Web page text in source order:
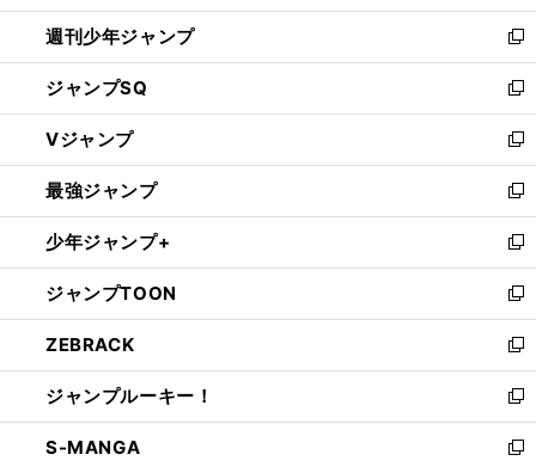
開
く
週刊少年ジャンプ
新
し
い
ウ
ィ
ン
ド
ウ
で
開
く
ジャンプSQ
新
し
い
ウ
ィ
ン
ド
ウ
で
開
く
Vジャンプ
新
し
い
ウ
ィ
ン
ド
ウ
で
開
く
最強ジャンプ
新
し
い
ウ
ィ
ン
ド
ウ
で
開
く
少年ジャンプ+
新
し
い
ウ
ィ
ン
ド
ウ
で
ジャンプTOON
新
し
い
ウ
ィ
ン
ド
ZEBRACK
新
し
い
ウ
ィ
ジャンプルーキー！
新
し
い
S-MANGA
新